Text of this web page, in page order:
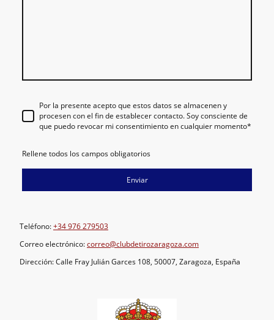
Por la presente acepto que estos datos se almacenen y
procesen con el fin de establecer contacto. Soy consciente de
que puedo revocar mi consentimiento en cualquier momento*
Rellene todos los campos obligatorios
Enviar
Teléfono:+34 976 279503
Correo electrónico:correo@clubdetirozaragoza.com
Dirección: Calle Fray Julián Garces 108, 50007, Zaragoza, España